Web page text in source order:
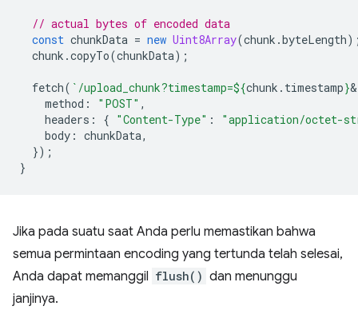
// actual bytes of encoded data
const chunkData = new Uint8Array(chunk .byteLength
chunk .copyTo(chunkData);
fetch( `/upload_chunk?timestamp=${chunk . timestamp}&
method : "POST" ,
headers : { "Content-Type" :
"application/octet-
body : chunkData,
});
}
Jika pada suatu saat Anda perlu memastikan bahwa
semua permintaan encoding yang tertunda telah selesai,
Anda dapat memanggil flush() dan menunggu
janjinya.